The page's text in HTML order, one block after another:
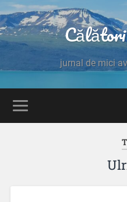
jurnal de mici